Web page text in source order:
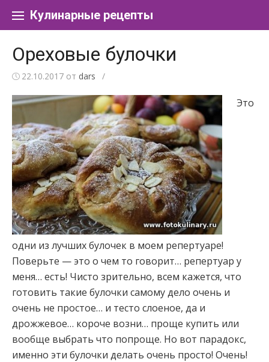
Кулинарные рецепты
Ореховые булочки
22.10.2017 от dars /
Это
одни из лучших булочек в моем репертуаре!
Поверьте — это о чем то говорит… репертуар у
меня… есть! Чисто зрительно, всем кажется, что
готовить такие булочки самому дело очень и
очень не простое… и тесто слоеное, да и
дрожжевое… короче возни… проще купить или
вообще выбрать что попроще. Но вот парадокс,
именно эти булочки делать очень просто! Очень!